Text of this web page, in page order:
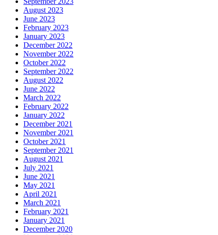
August 2023
June 2023
February 2023
January 2023
December 2022
November 2022
October 2022
September 2022
August 2022
June 2022
March 2022
February 2022
January 2022
December 2021
November 2021
October 2021
September 2021
August 2021
July 2021
June 2021
May 2021
April 2021
March 2021
February 2021
January 2021
December 2020